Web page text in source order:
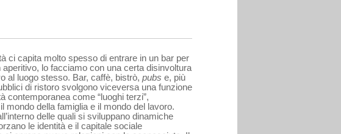
ci capita molto spesso di entrare in un bar per
aperitivo, lo facciamo con una certa disinvoltura
al luogo stesso. Bar, caffè, bistrò, pubs e, più
di ristoro svolgono viceversa una funzione
contemporanea come “luoghi terzi”,
mondo della famiglia e il mondo del lavoro.
delle quali si sviluppano dinamiche
le identità e il capitale sociale